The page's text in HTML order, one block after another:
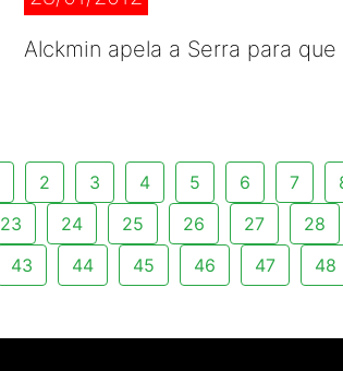
Alckmin apela a Serra para
2 3 4 5 6 7
23 24 25 26 27 28
43 44 45 46 47 48